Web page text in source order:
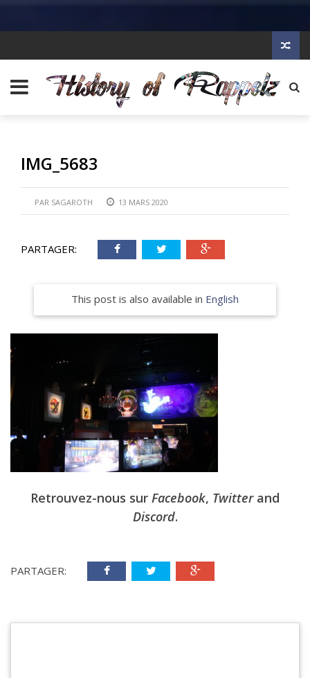
IMG_5683
PAR SAGAROTH 13 MARS 2020
PARTAGER:
This post is also available in English
Retrouvez-nous sur Facebook, Twitterand
Discord.
PARTAGER: